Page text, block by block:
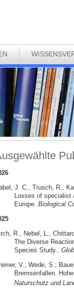
J. C., Trusch, R.,
Losses of specialist
Europe. Biological
R., Nebel, L.,
The Diverse
Species Study..
V.; Wede, S.;
Bremsenfallen.
Naturschutz und